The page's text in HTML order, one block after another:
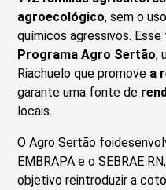
agroecológico, sem o
químicos agressivos.
Programa Agro Sertão,
Riachuelo que promove a
garante uma fonte de
locais.
O Agro Sertão
EMBRAPA e o SEBRAE
objetivo reintroduzir a